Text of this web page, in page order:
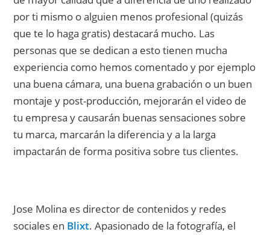
por ti mismo o alguien menos profesional (quizás
que te lo haga gratis) destacará mucho. Las
personas que se dedican a esto tienen mucha
experiencia como hemos comentado y por ejemplo
una buena cámara, una buena grabación o un buen
montaje y post-producción, mejorarán el video de
tu empresa y causarán buenas sensaciones sobre
tu marca, marcarán la diferencia y a la larga
impactarán de forma positiva sobre tus clientes.
Jose Molina es director de contenidos y redes
sociales en Blixt. Apasionado de la fotografía, el